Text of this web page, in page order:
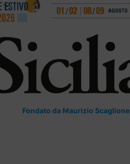
Fondato da Maurizio Scaglione